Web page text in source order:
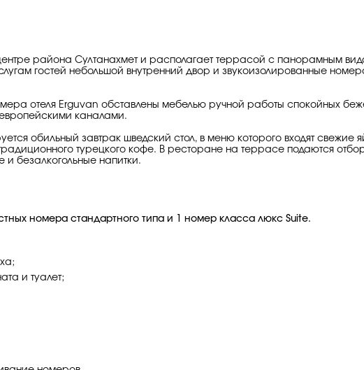
района Султанахмет и располагает террасой с панорамным
гостей небольшой внутренний двор и звукоизолированные
отеля Erguvan обставлены мебелью ручной работы спокойных
каналами.
обильный завтрак шведский стол, в меню которого входят
традиционного турецкого кофе. В ресторане на террасе подаются
и безалкогольные напитки.
номера стандартного типа и 1 номер класса люкс Suite.
и туалет;